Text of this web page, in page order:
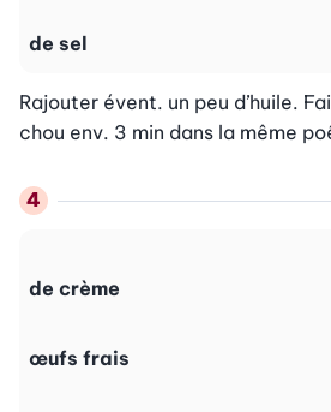
de sel
Rajouter évent. un peu d’huile.
chou env. 3 min dans la même
de crème
œufs frais